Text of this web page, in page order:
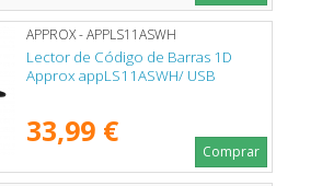
APPROX - APPLS11ASWH
Lector de Código de Barras 1D
Approx appLS11ASWH/ USB
33,99 €
Comprar